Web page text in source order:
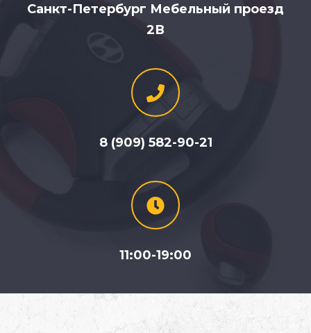
Санкт-Петербург Мебельный проезд
2В
8 (909) 582-90-21
11:00-19:00